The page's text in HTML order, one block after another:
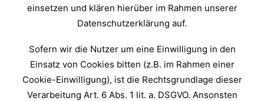
einsetzen und klären hierüber im Rahmen unserer
Datenschutzerklärung auf.
Sofern wir die Nutzer um eine Einwilligung in den
Einsatz von Cookies bitten (z.B. im Rahmen einer
Cookie-Einwilligung), ist die Rechtsgrundlage dieser
Verarbeitung Art. 6 Abs. 1 lit. a. DSGVO. Ansonsten